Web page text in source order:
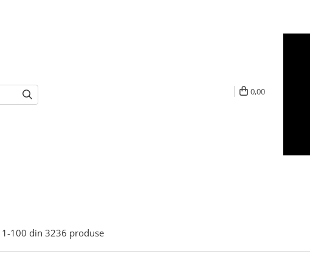
0,00
1-100 din 3236 produse